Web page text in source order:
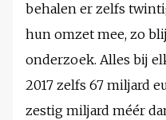
behalen er zelfs
hun omzet mee, zo
onderzoek. Alles bij
2017 zelfs 67 miljard
zestig miljard méér